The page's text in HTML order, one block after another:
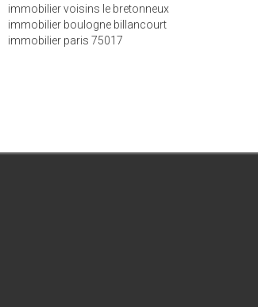
immobilier voisins le bretonneux
immobilier boulogne billancourt
immobilier paris 75017